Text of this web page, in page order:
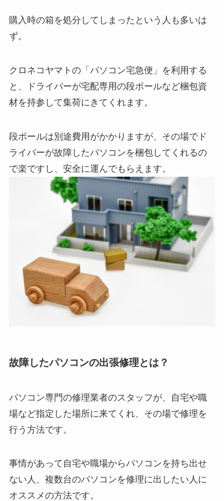
購入時の箱を処分してしまったという人も多いは
ず。
クロネコヤマトの「パソコン宅急便」を利用する
と、ドライバーが宅配専用の段ボールなど梱包資
材を持参して集荷にきてくれます。
段ボールは別途費用がかかりますが、その場でド
ライバーが故障したパソコンを梱包してくれるの
で楽ですし、安全に運んでもらえます。
故障したパソコンの出張修理とは？
パソコン専門の修理業者のスタッフが、自宅や職
場など指定した場所に来てくれ、その場で修理を
行う方法です。
事情があって自宅や職場からパソコンを持ち出せ
ない人、複数台のパソコンを修理に出したい人に
オススメの方法です。